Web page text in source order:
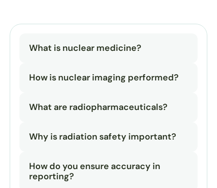
What is nuclear medicine?
How is nuclear imaging performed?
What are radiopharmaceuticals?
Why is radiation safety important?
How do you ensure accuracy in
reporting?